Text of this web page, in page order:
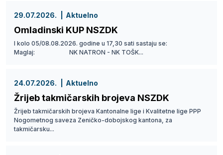
29.07.2026. Aktuelno
Omladinski KUP NSZDK
I kolo 05/08.08.2026. godine u 17,30 sati sastaju se:
Maglaj: NK NATRON - NK TOŠK...
24.07.2026. Aktuelno
Žrijeb takmičarskih brojeva NSZDK
Žrijeb takmičarskih brojeva Kantonalne lige i Kvalitetne lige PPP
Nogometnog saveza Zeničko-dobojskog kantona, za
takmičarsku...